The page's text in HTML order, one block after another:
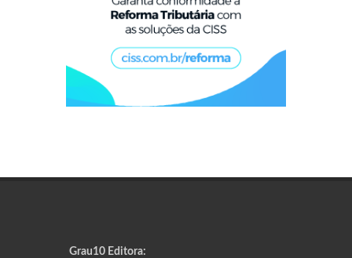
Grau10 Editora: